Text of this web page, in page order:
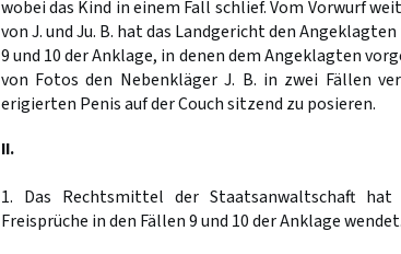
wobei das Kind in einem Fall schlief. Vom Vorwurf
von J. und Ju. B. hat das Landgericht den
9 und 10 der Anklage, in denen dem Angeklagten
von Fotos den Nebenkläger J. B. in zwei Fällen
erigierten Penis auf der Couch sitzend zu posieren.
II.
1. Das Rechtsmittel der Staatsanwaltschaft
Freisprüche in den Fällen 9 und 10 der Anklage wendet.